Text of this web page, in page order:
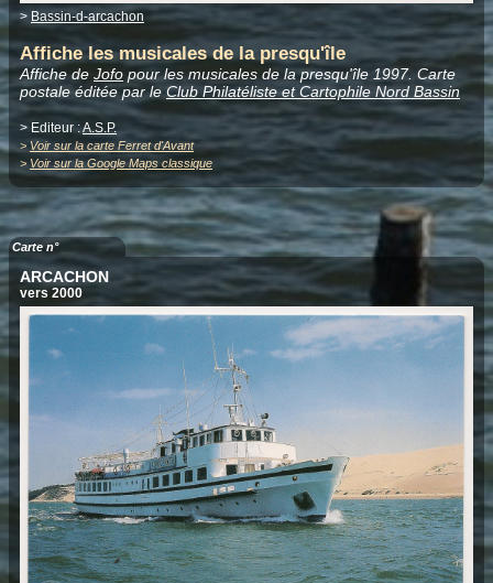
> Bassin-d-arcachon
Affiche les musicales de la presqu'île
Affiche de Jofo pour les musicales de la presqu'île 1997. Carte
postale éditée par le Club Philatéliste et Cartophile Nord Bassin
> Editeur :A.S.P.
> Voir sur la carte Ferret d'Avant
>Voir sur la Google Maps classique
Carte n°
ARCACHON
vers 2000